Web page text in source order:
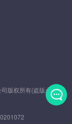
版权所有(盗版必